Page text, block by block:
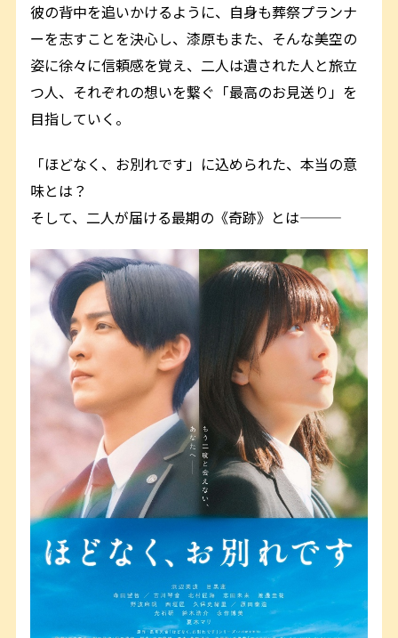
彼の背中を追いかけるように、自身も葬祭プランナ
ーを志すことを決心し、漆原もまた、そんな美空の
姿に徐々に信頼感を覚え、二人は遺された人と旅立
つ人、それぞれの想いを繋ぐ「最高のお見送り」を
目指していく。
「ほどなく、お別れです」に込められた、本当の意
味とは――？
そして、二人が届ける最期の《奇跡》とは―――